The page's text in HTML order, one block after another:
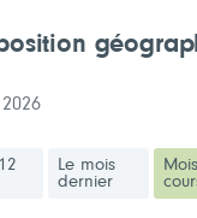
Le mois
dernier